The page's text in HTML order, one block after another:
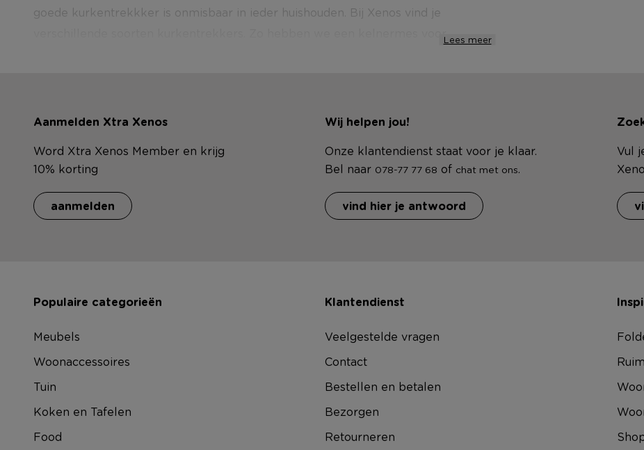
goede kurkentrekkker is onmisbaar in ieder huishouden. Bij Xenos vind je
verschillende soorten kurkentrekkers. Zo hebben we een kelnermes voorLees meer
Aanmelden Xtra Xenos
Word Xtra Xenos Member en krijg
10% korting
aanmelden
Wij helpen jou!
Onze klantendienst staat voor je klaar.
Bel naar 078-77 77 68 of chat met ons.
vind hier je antwoord
Vul
Populaire categorieën
Meubels
Woonaccessoires
Tuin
Koken en Tafelen
Food
Klantendienst
Veelgestelde vragen
Contact
Bestellen en betalen
Bezorgen
Retourneren